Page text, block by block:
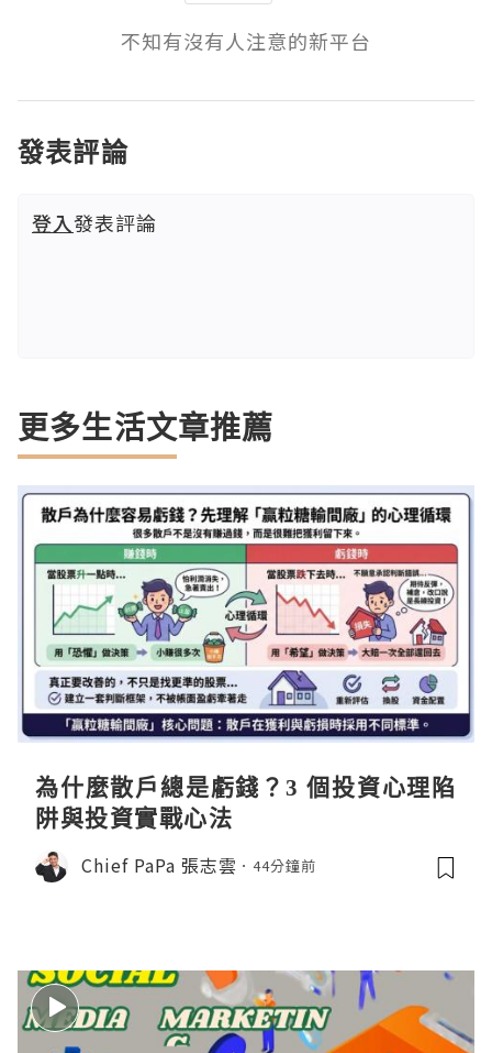
不知有沒有人注意的新平台
發表評論
登入發表評論
更多生活文章推薦
為什麼散戶總是虧錢？3 個投資心理陷
阱與投資實戰心法
Chief PaPa 張志雲 44分鐘前